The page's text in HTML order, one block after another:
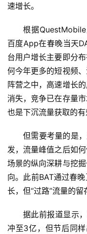
速增长。
根据
百度App在春晚当天
台用户增长主要即分
何今年更多的短视频
阵营之中，高速增长
消失，竞争已在存量
也是下沉流量获取的有
但需要考量的是
发，流量峰值之后如
场景的纵向深耕与挖
向。此前BAT通过春
长，但“过路”流量的留
据此前报道显示
冲至3亿，但节后同